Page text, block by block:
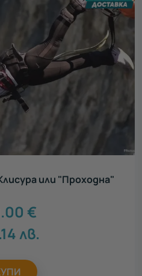
или "Проходна"
€
лв.